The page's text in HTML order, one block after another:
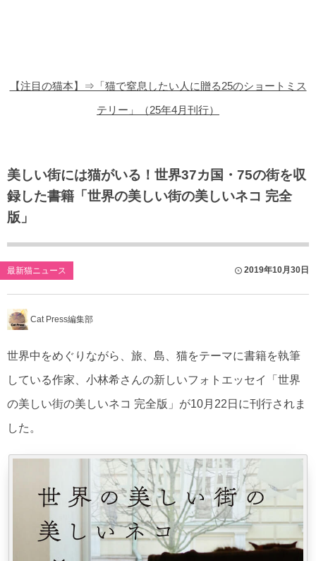
【注目の猫本】⇒「猫で窒息したい人に贈る25のショートミス
テリー」（25年4月刊行）
美しい街には猫がいる！世界37カ国・75の街を収
録した書籍「世界の美しい街の美しいネコ 完全
版」
最新猫ニュース 2019年10月30日
Cat Press編集部
世界中をめぐりながら、旅、島、猫をテーマに書籍を執筆
している作家、小林希さんの新しいフォトエッセイ「世界
の美しい街の美しいネコ 完全版」が10月22日に刊行されま
した。
猫のゲーム・アプリ
猫のフリー写真素材